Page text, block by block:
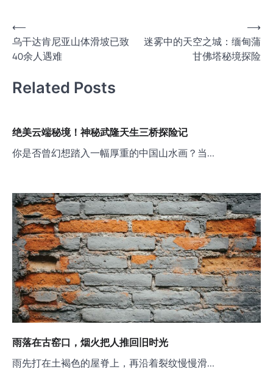
文
章
导
航
⟵
乌干达肯尼亚山体滑坡已致
40余人遇难
迷雾中的天空之城：缅甸蒲
甘佛塔秘境探险
⟶
Related Posts
绝美云端秘境！神秘武隆天生三桥探险记
你是否曾幻想踏入一幅厚重的中国山水画？当…
雨落在古窑口，烟火把人推回旧时光
雨先打在土褐色的屋脊上，再沿着裂纹慢慢滑…